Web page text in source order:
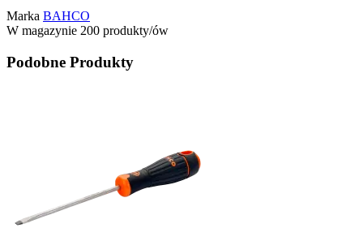
Marka BAHCO
W magazynie 200 produkty/ów
Podobne Produkty